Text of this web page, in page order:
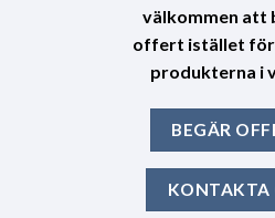
välkommen att
offert istället för
produkterna i
BEGÄR
KONTAKTA